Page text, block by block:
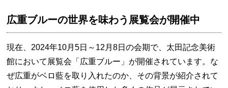
広重ブルーの世界を味わう展覧会が開催中
現在、2024年10月5日～12月8日の会期で、太田記念美術
館において展覧会「広重ブルー」が開催されています。な
ぜ広重がベロ藍を取り入れたのか、その背景が紹介されて